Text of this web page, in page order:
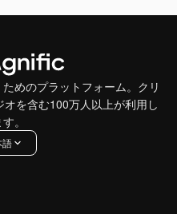
めのプラットフォーム。クリ
を含む100万人以上が利用し
。
語